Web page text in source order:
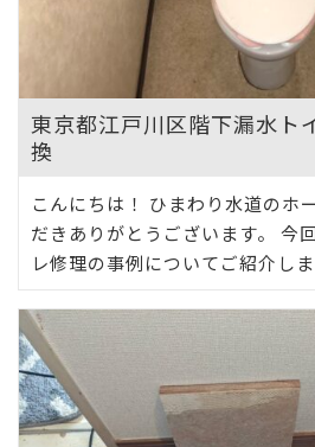
東京都江戸川区階下漏水ト
換
こんにちは！ ひまわり水道のホ
だきありがとうございます。 今
レ修理の事例についてご紹介し